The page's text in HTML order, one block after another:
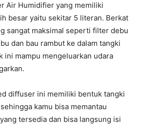
Air Humidifier yang memiliki
besar yaitu sekitar 5 literan. Berkat
sangat maksimal seperti filter debu
dan bau rambut ke dalam tangki
ini mampu mengeluarkan udara
diffuser ini memiliki bentuk tangki
kamu bisa memantau
tersedia dan bisa langsung isi